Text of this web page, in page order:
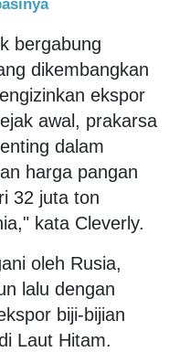
bergabung
dikembangkan
ekspor
awal, prakarsa
dalam
harga pangan
32 juta ton
kata Cleverly.
oleh Rusia,
lalu dengan
biji-bijian
Laut Hitam.